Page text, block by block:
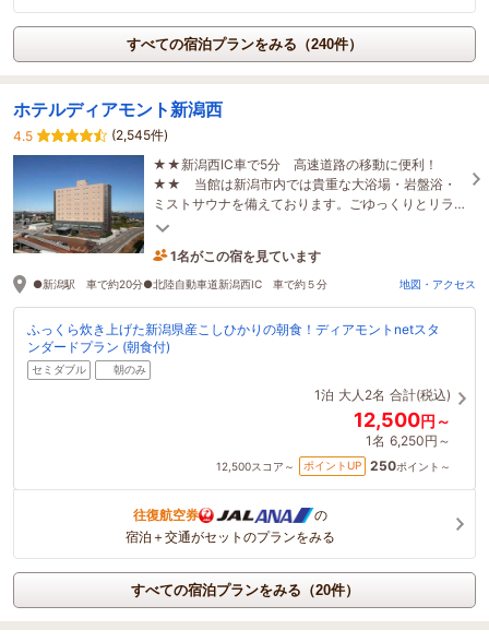
すべての宿泊プランをみる（240件）
ホテルディアモント新潟西
4.5
(2,545件)
★★新潟西IC車で5分 高速道路の移動に便利！
★★ 当館は新潟市内では貴重な大浴場・岩盤浴・
ミストサウナを備えております。ごゆっくりとリラ
クゼーションをお楽しみください。ホテル隣セブン
1名がこの宿を見ています
たった今予約されました
●新潟駅 車で約20分●北陸自動車道新潟西IC 車で約５分 地図・アクセス
ふっくら炊き上げた新潟県産こしひかりの朝食！ディアモントnetスタ
ンダードプラン (朝食付)
セミダブル 朝のみ
1泊 大人2名 合計(税込)
12,500円～
1名 6,250円～
12,500スコア～ ポイントUP 250ポイント～
往復航空券
の
宿泊＋交通がセットのプランをみる
すべての宿泊プランをみる（20件）